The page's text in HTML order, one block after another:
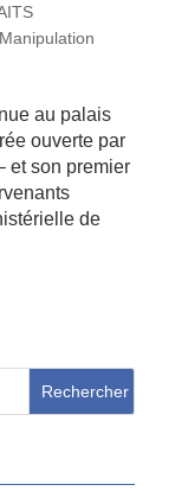
Manipulation
au palais
ouverte par
et son premier
de